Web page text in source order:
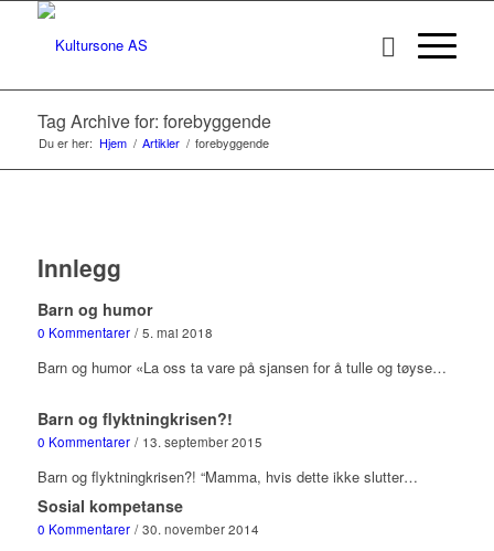
Tag Archive for: forebyggende
Du er her: Hjem / Artikler / forebyggende
Innlegg
Barn og humor
0 Kommentarer / 5. mai 2018
Barn og humor «La oss ta vare på sjansen for å tulle og tøyse…
Barn og flyktningkrisen?!
0 Kommentarer / 13. september 2015
Barn og flyktningkrisen?! “Mamma, hvis dette ikke slutter…
Sosial kompetanse
0 Kommentarer / 30. november 2014